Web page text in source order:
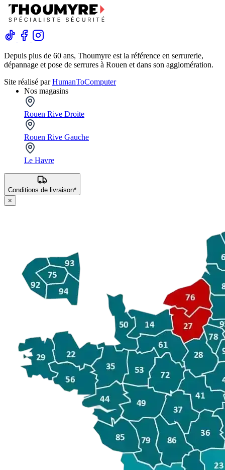
Depuis plus de 60 ans, Thoumyre est la référence en serrurerie,
dépannage et pose de serrures à Rouen et dans son agglomération.
Site réalisé parHumanToComputer
Nos magasins
Rouen Rive Droite
Rouen Rive Gauche
Le Havre
Conditions de livraison*
×